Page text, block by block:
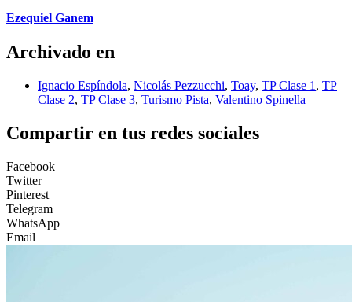
Ezequiel Ganem
Archivado en
Ignacio Espíndola, Nicolás Pezzucchi, Toay, TP Clase 1 , TP
Clase 2, TP Clase 3, Turismo Pista, Valentino Spinella
Compartir en tus redes sociales
Facebook
Twitter
Pinterest
Telegram
WhatsApp
Email